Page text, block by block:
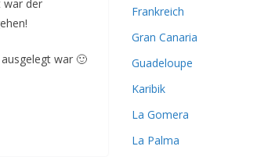
war der
war 🙂
Frankreich
Gran Canaria
Guadeloupe
Karibik
La Gomera
La Palma